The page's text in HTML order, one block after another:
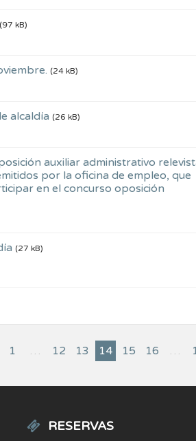
(97 kB)
(24 kB)
alcaldía (26 kB)
auxiliar administrativo
por la oficina de empleo, que
en el concurso oposición
(27 kB)
1 … 12 13 14 15 16 …
RESERVAS